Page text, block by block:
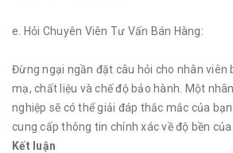
e. Hỏi Chuyên Viên Tư Vấn Bán Hàng:
Đừng ngại ngần đặt câu hỏi cho nhân viên
mạ, chất liệu và chế độ bảo hành. Một
nghiệp sẽ có thể giải đáp thắc mắc của
cung cấp thông tin chính xác về độ bền của
Kết luận